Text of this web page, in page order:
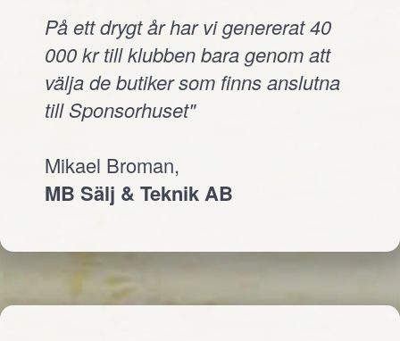
På ett drygt år har vi genererat 40
000 kr till klubben bara genom att
välja de butiker som finns anslutna
till Sponsorhuset"
Mikael Broman,
MB Sälj & Teknik AB